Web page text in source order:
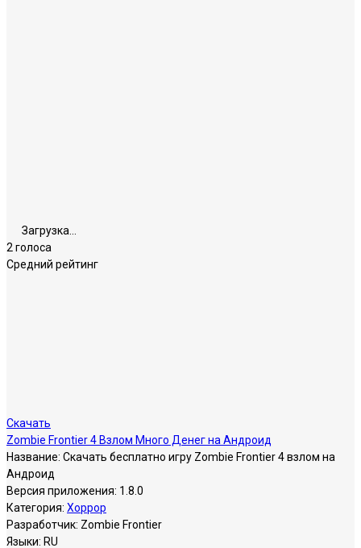
Загрузка...
2 голоса
Средний рейтинг
Скачать
Zombie Frontier 4 Взлом Много Денег на Андроид
Название: Скачать бесплатно игру Zombie Frontier 4 взлом на
Андроид
Версия приложения: 1.8.0
Категория: Хоррор
Разработчик: Zombie Frontier
Языки: RU